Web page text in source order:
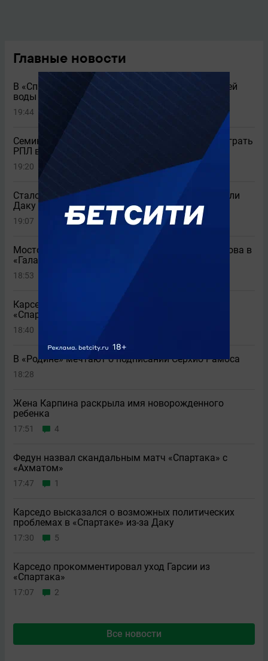
Главные новости
В «Спартаке» высказались об отсутствии горячей
воды в Грозном
19:44
Семин объяснил, почему «Спартак» обязан выиграть
РПЛ в этом сезоне
19:20
Стало известно, как игроки «Спартака» встретили
Даку
19:07
Мостовой оценил возможный трансфер Батракова в
«Галатасарай»
18:53
Карседо ответил на вопрос об уходе Барко из
«Спартака»
18:40
В «Родине» мечтают о подписании Серхио Рамоса
18:28
Жена Карпина раскрыла имя новорождeнного
ребeнка
17:51 4
Федун назвал скандальным матч «Спартака» с
«Ахматом»
17:47 1
Карседо высказался о возможных политических
проблемах в «Спартаке» из-за Даку
17:30 5
Карседо прокомментировал уход Гарсии из
«Спартака»
17:07 2
Все новости